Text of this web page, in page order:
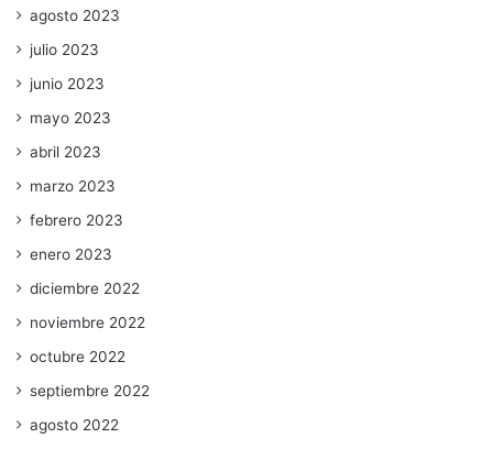
agosto 2023
julio 2023
junio 2023
mayo 2023
abril 2023
marzo 2023
febrero 2023
enero 2023
diciembre 2022
noviembre 2022
octubre 2022
septiembre 2022
agosto 2022